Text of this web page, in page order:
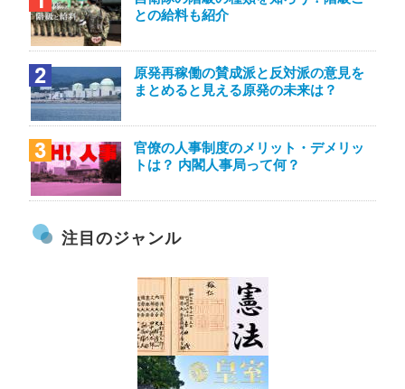
との給料も紹介
原発再稼働の賛成派と反対派の意見を
まとめると見える原発の未来は？
官僚の人事制度のメリット・デメリッ
トは？ 内閣人事局って何？
注目のジャンル